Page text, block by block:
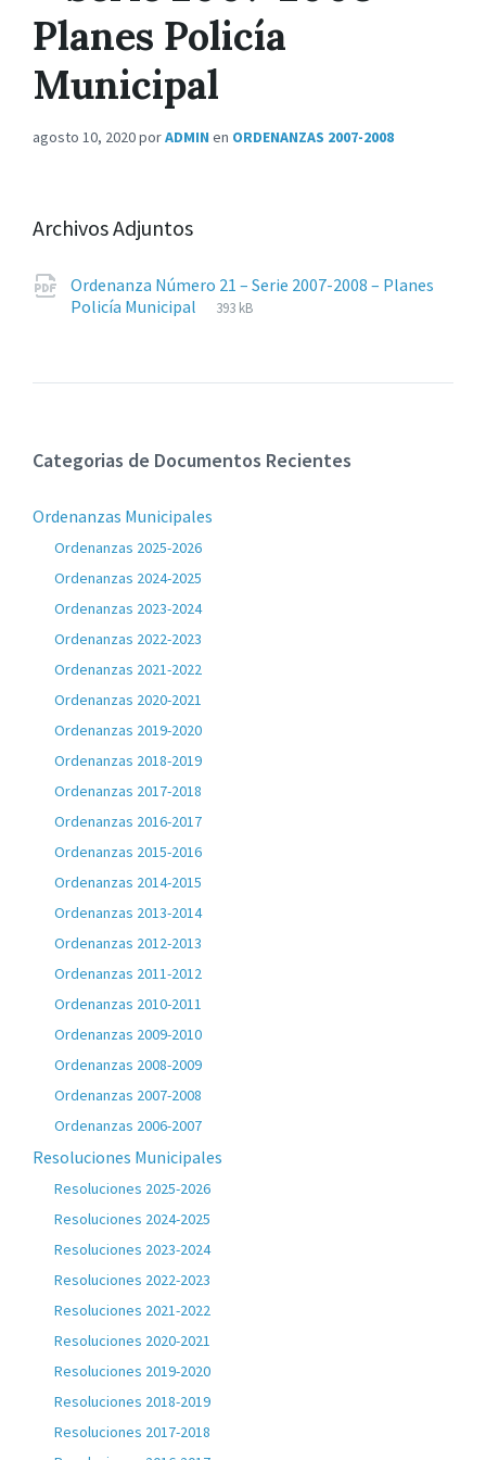
Planes Policía
Municipal
agosto 10, 2020porADMIN en ORDENANZAS 2007-2008
Archivos Adjuntos
Ordenanza Número 21 – Serie 2007-2008 – Planes
Policía Municipal
Extensiones
pdf
Tamaño
393 kB
Categorias de Documentos Recientes
Ordenanzas Municipales
Ordenanzas 2025-2026
Ordenanzas 2024-2025
Ordenanzas 2023-2024
Ordenanzas 2022-2023
Ordenanzas 2021-2022
Ordenanzas 2020-2021
Ordenanzas 2019-2020
Ordenanzas 2018-2019
Ordenanzas 2017-2018
Ordenanzas 2016-2017
Ordenanzas 2015-2016
Ordenanzas 2014-2015
Ordenanzas 2013-2014
Ordenanzas 2012-2013
Ordenanzas 2011-2012
Ordenanzas 2010-2011
Ordenanzas 2009-2010
Ordenanzas 2008-2009
Ordenanzas 2007-2008
Ordenanzas 2006-2007
Resoluciones Municipales
Resoluciones 2025-2026
Resoluciones 2024-2025
Resoluciones 2023-2024
Resoluciones 2022-2023
Resoluciones 2021-2022
Resoluciones 2020-2021
Resoluciones 2019-2020
Resoluciones 2018-2019
Resoluciones 2017-2018